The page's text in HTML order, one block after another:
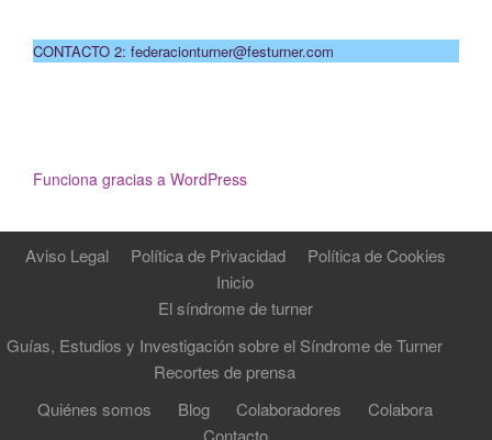
CONTACTO 2: federacionturner@festurner.com
Funciona gracias a WordPress
Aviso Legal Política de Privacidad
Política de Cookies
Inicio
El síndrome de turner
Guías, Estudios y Investigación sobre el Síndrome de Turner
Recortes de prensa
Quiénes somos
Blog Colaboradores
Colabora
Contacto